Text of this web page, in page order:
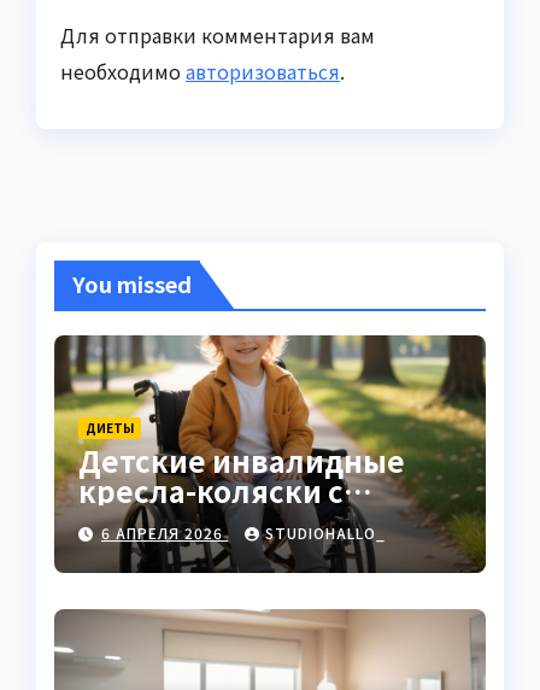
Для отправки комментария вам
необходимоавторизоваться.
You missed
ДИЕТЫ
Детские инвалидные
кресла-коляски с
ручным приводом
6 АПРЕЛЯ 2026 STUDIOHALLO_